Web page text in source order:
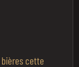
cette